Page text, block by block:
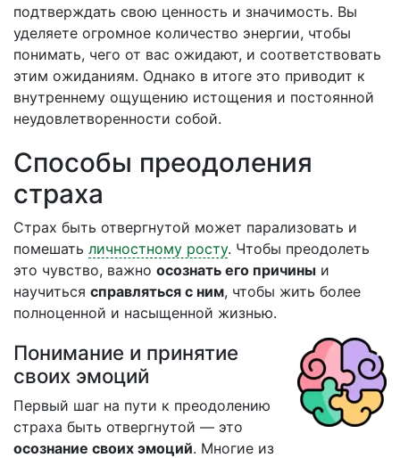
подтверждать свою ценность и значимость. Вы
уделяете огромное количество энергии, чтобы
понимать, чего от вас ожидают, и соответствовать
этим ожиданиям. Однако в итоге это приводит к
внутреннему ощущению истощения и постоянной
неудовлетворенности собой.
Способы преодоления
страха
Страх быть отвергнутой может парализовать и
помешать личностному росту. Чтобы преодолеть
это чувство, важно осознать его причины и
научиться справляться с ним, чтобы жить более
полноценной и насыщенной жизнью.
Понимание и принятие
своих эмоций
Первый шаг на пути к преодолению
страха быть отвергнутой — это
осознание своих эмоций. Многие из